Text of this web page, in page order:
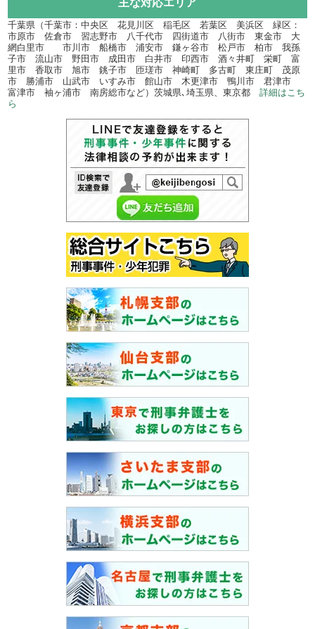
千葉県（千葉市：中央区 花見川区 稲毛区 若葉区 美浜区 緑区：
市原市 佐倉市 習志野市 八千代市 四街道市 八街市 東金市 大
網白里市 市川市 船橋市 浦安市 鎌ヶ谷市 松戸市 柏市 我孫
子市 流山市 野田市 成田市 白井市 印西市 酒々井町 栄町 富
里市 香取市 旭市 銚子市 匝瑳市 神崎町 多古町 東庄町 茂原
市 勝浦市 山武市 いすみ市 館山市 木更津市 鴨川市 君津市
富津市 袖ヶ浦市 南房総市など）茨城県､埼玉県、東京都詳細はこち
ら